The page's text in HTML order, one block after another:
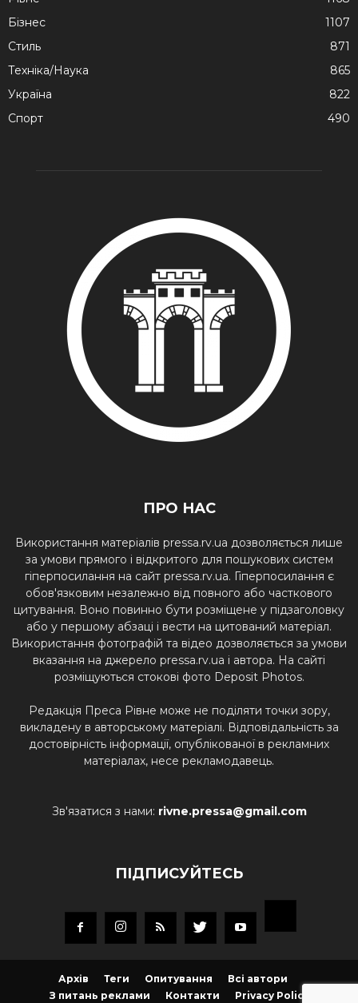
Бізнес
1107
Стиль
871
Техніка/Наука
865
Україна
822
Спорт
490
ПРО НАС
Використання матеріалів pressa.rv.ua дозволяється лише
за умови прямого і відкритого для пошукових систем
гіперпосилання на сайт pressa.rv.ua. Гіперпосилання є
обов'язковим незалежно від повного або часткового
цитування. Воно повинно бути розміщене у підзаголовку
або у першому абзаці і вести на цитований матеріал.
Використання фотографій та відео дозволяється за умови
вказання на джерело pressa.rv.ua і автора. На сайті
розміщуються стокові фото Deposit Photos.
Редакція Преса Рівне може не поділяти точки зору,
викладену в авторському матеріалі. Відповідальність за
достовірність інформації, опублікованої в рекламних
матеріалах, несе рекламодавець.
Зв'язатися з нами: rivne.pressa@gmail.com
ПІДПИСУЙТЕСЬ
Архів Теги Опитування
Всі автори
З питань реклами
Контакти Privacy Policy